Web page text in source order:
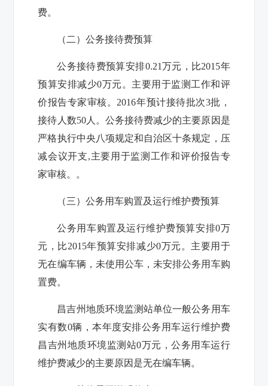
费。
（二）公务接待费预算
公务接待费预算安排0.21万元，比2015年
预算安排减少0万元。主要用于监测 工作和评
价报告专家审核。2016年预计接待批次3批，
接待人数50人。公务接待费减少的主要原因是
严格执行中央八项规定和自治区十条规定 ， 压
减会议开支,主要用于监测 工作和评价报告专
家审核。。
（三）公务用车购置及运行维护费预算
公务用车购置及运行维护费预算安排0万
元，比2015年预算安排减少0万元。主要用于
无在编车辆，未使用公车 ，未安排公务用车购
置费。
昌吉州地质环境监测站单位一般公务用车
实有数0辆，本年度安排公务用车运行维护费
昌吉州地质环境监测站0万元，公务用车运行
维护费减少的主要原因是无在编车辆。